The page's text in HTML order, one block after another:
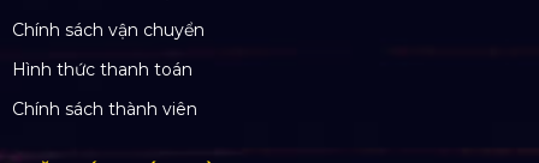
Chính sách vận chuyển
Hình thức thanh toán
Chính sách thành viên